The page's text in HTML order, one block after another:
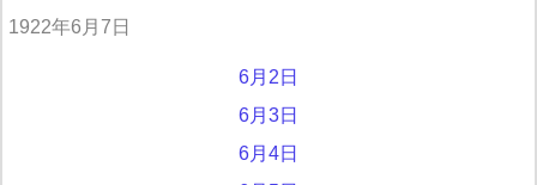
1922年6月7日
6月2日
6月3日
6月4日